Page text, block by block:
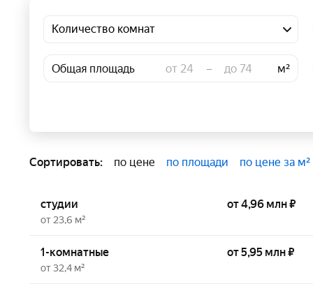
Количество комнат
Общая площадь – м²
Сортировать: по цене по площади по цене за м²
студии
от 23,6 м²
от 4,96 млн ₽
1-комнатные
от 32,4 м²
от 5,95 млн ₽